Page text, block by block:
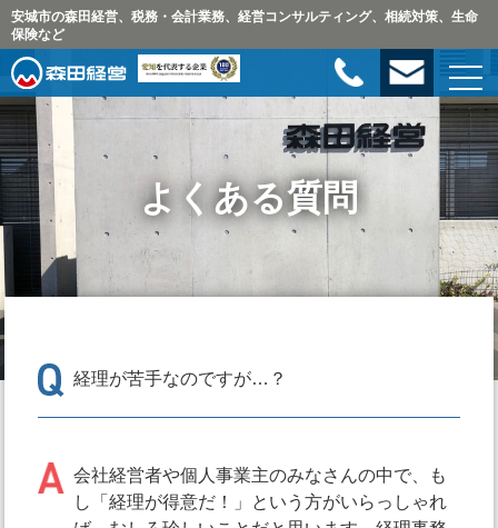
安城市の森田経営、税務・会計業務、経営コンサルティング、相続対策、生命
保険など
よくある質問
経理が苦手なのですが…？
会社経営者や個人事業主のみなさんの中で、も
し「経理が得意だ！」という方がいらっしゃれ